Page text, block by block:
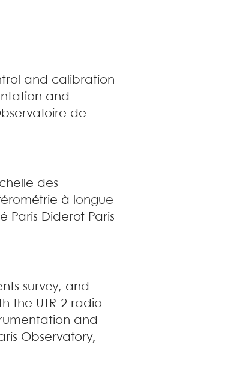
and calibration
and
de
des
à longue
Paris Diderot Paris
survey, and
the UTR-2 radio
and
Observatory,